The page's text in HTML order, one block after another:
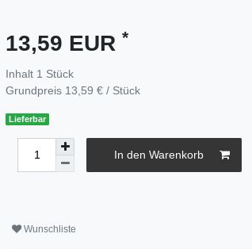
13,59 EUR *
Inhalt 1 Stück
Grundpreis 13,59 € / Stück
Lieferbar
In den Warenkorb
Wunschliste